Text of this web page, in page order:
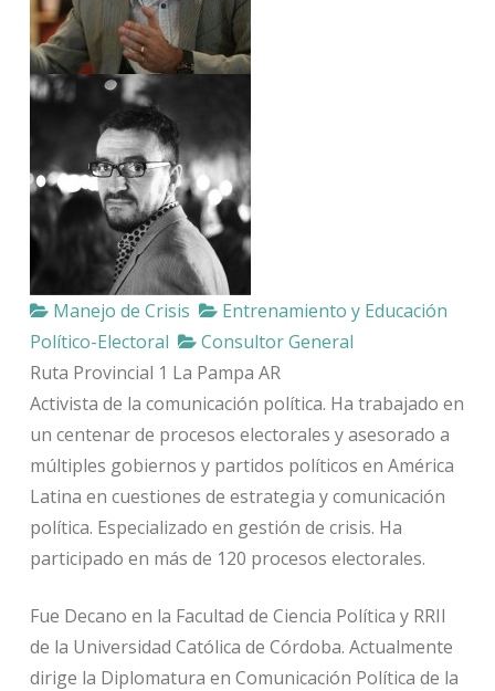
Manejo de Crisis
Entrenamiento y Educación
Político-Electoral
Consultor General
Ruta Provincial 1 La Pampa AR
Activista de la comunicación política. Ha trabajado en
un centenar de procesos electorales y asesorado a
múltiples gobiernos y partidos políticos en América
Latina en cuestiones de estrategia y comunicación
política. Especializado en gestión de crisis. Ha
participado en más de 120 procesos electorales.
Fue Decano en la Facultad de Ciencia Política y RRII
de la Universidad Católica de Córdoba. Actualmente
dirige la Diplomatura en Comunicación Política de la